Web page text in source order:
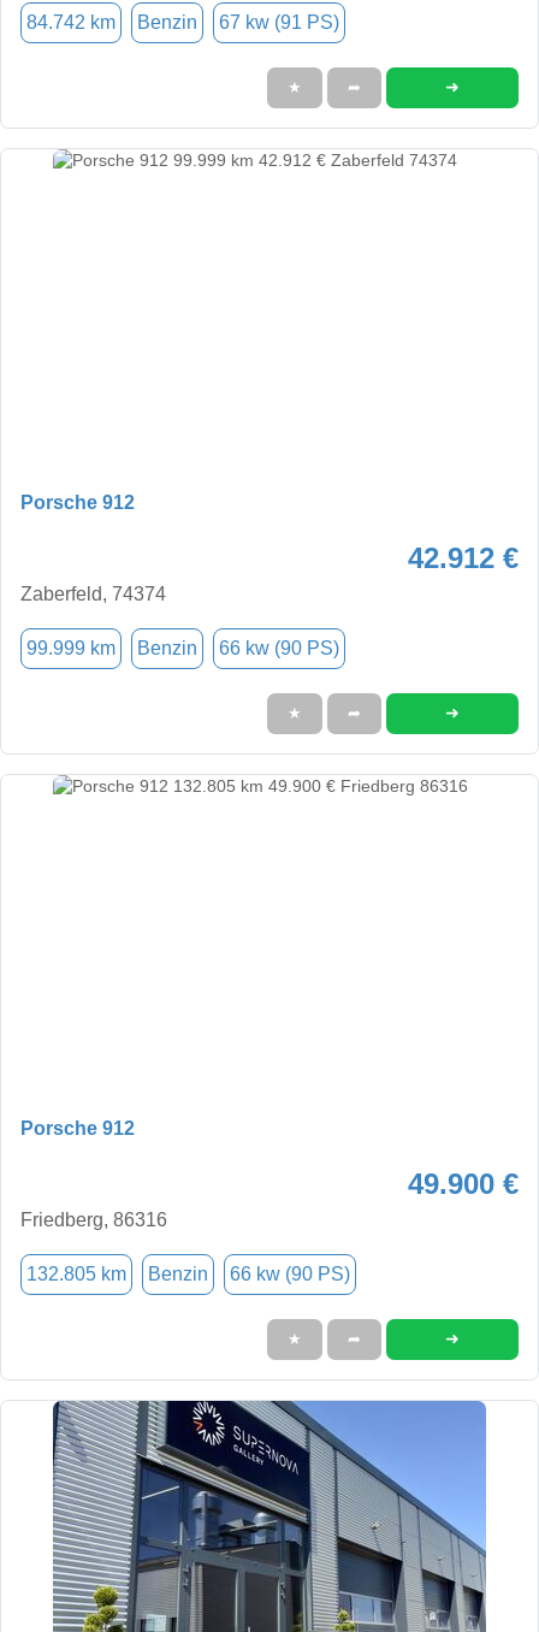
84.742 km Benzin 67 kw (91 PS)
★ ➦ ➜
Porsche 912
42.912 €
Zaberfeld, 74374
99.999 km Benzin 66 kw (90 PS)
★ ➦ ➜
Porsche 912
49.900 €
Friedberg, 86316
132.805 km Benzin 66 kw (90 PS)
★ ➦ ➜